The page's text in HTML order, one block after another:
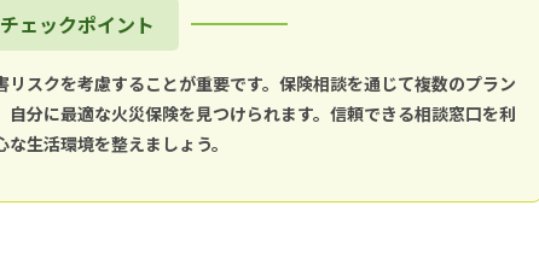
チェックポイント
スクを考慮することが重要です。保険相談を通じて複数のプラン
分に最適な火災保険を見つけられます。信頼できる相談窓口を利
な生活環境を整えましょう。